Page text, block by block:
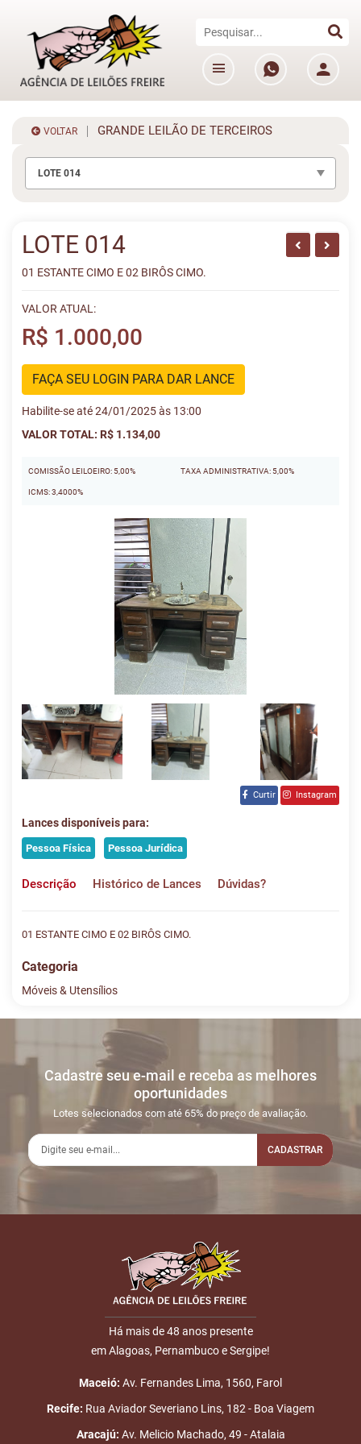
VOLTAR GRANDE LEILÃO DE TERCEIROS
LOTE 014
LOTE 014
01 ESTANTE CIMO E 02 BIRÔS CIMO.
VALOR ATUAL:
R$ 1.000,00
FAÇA SEU LOGIN PARA DAR LANCE
Habilite-se até 24/01/2025 às 13:00
VALOR TOTAL: R$ 1.134,00
COMISSÃO LEILOEIRO: 5,00%
ICMS: 3,4000%
TAXA ADMINISTRATIVA: 5,00%
Curtir Instagram
Lances disponíveis para:
Pessoa Física Pessoa Jurídica
Descrição Histórico de Lances Dúvidas?
01 ESTANTE CIMO E 02 BIRÔS CIMO.
Categoria
Móveis & Utensílios
DATA/HORA
24/01
INICIO DO
LEILÃO
Disputas
iniciadas
24/01
16:52:29
LEILÃO
ENCERRADO
Fim das
conosco pelo whatsapp:
Sua dúvida
Nome
Cadastre seu e-mail e receba as melhores
oportunidades
Lotes selecionados com até 65% do preço de avaliação.
CADASTRAR
Há mais de 48 anos presente
em Alagoas, Pernambuco e Sergipe!
Maceió: Av. Fernandes Lima, 1560, Farol
Recife: Rua Aviador Severiano Lins, 182 - Boa Viagem
Aracajú: Av. Melicio Machado, 49 - Atalaia